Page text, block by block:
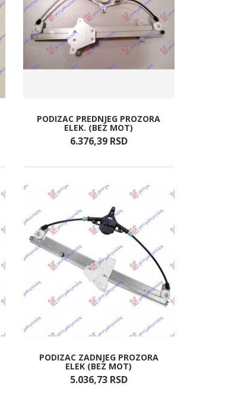
PODIZAC PREDNJEG PROZORA
ELEK. (BEZ MOT)
6.376,39 RSD
PODIZAC ZADNJEG PROZORA
ELEK (BEZ MOT)
5.036,73 RSD